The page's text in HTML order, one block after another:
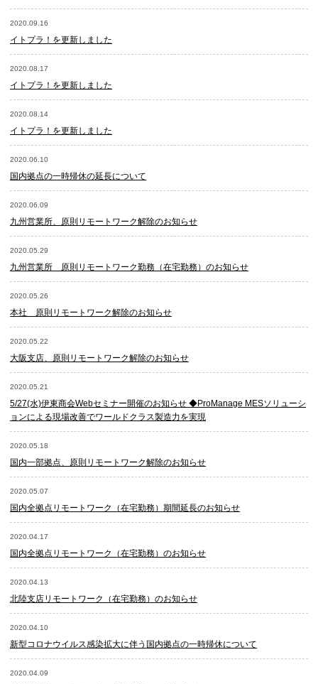
2020.09.16
イトプラ！を更新しました
2020.08.17
イトプラ！を更新しました
2020.08.14
イトプラ！を更新しました
2020.06.10
国内拠点の一時帰休の延長について
2020.06.09
九州営業所、原則リモートワーク解除のお知らせ
2020.05.29
九州営業所 原則リモートワーク勤務（在宅勤務）のお知らせ
2020.05.26
本社 原則リモートワーク解除のお知らせ
2020.05.22
大阪支店、原則リモートワーク解除のお知らせ
2020.05.21
5/27(水)伊東商会Webセミナー開催のお知らせ ◆ProManage MESソリューシ
ョンによる現場改善でワールドクラス製造力を実現
2020.05.18
国内一部拠点、原則リモートワーク解除のお知らせ
2020.05.07
国内全拠点リモートワーク（在宅勤務）期間延長のお知らせ
2020.04.17
国内全拠点リモートワーク（在宅勤務）のお知らせ
2020.04.13
北陸支店リモートワーク（在宅勤務）のお知らせ
2020.04.10
新型コロナウイルス感染拡大に伴う国内拠点の一時帰休について
2020.04.09